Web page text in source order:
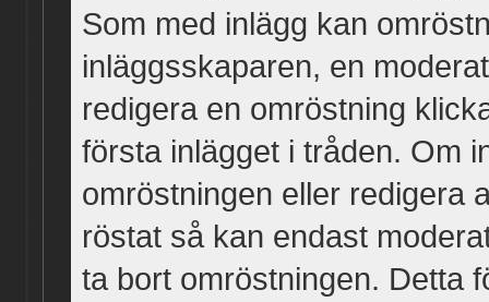
Som med inlägg kan
inläggsskaparen, en
redigera en omröstning
första inlägget i tråden. Om
omröstningen eller redigera
röstat så kan endast
ta bort omröstningen. Detta